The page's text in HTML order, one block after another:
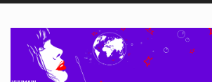
Aller au contenu principal